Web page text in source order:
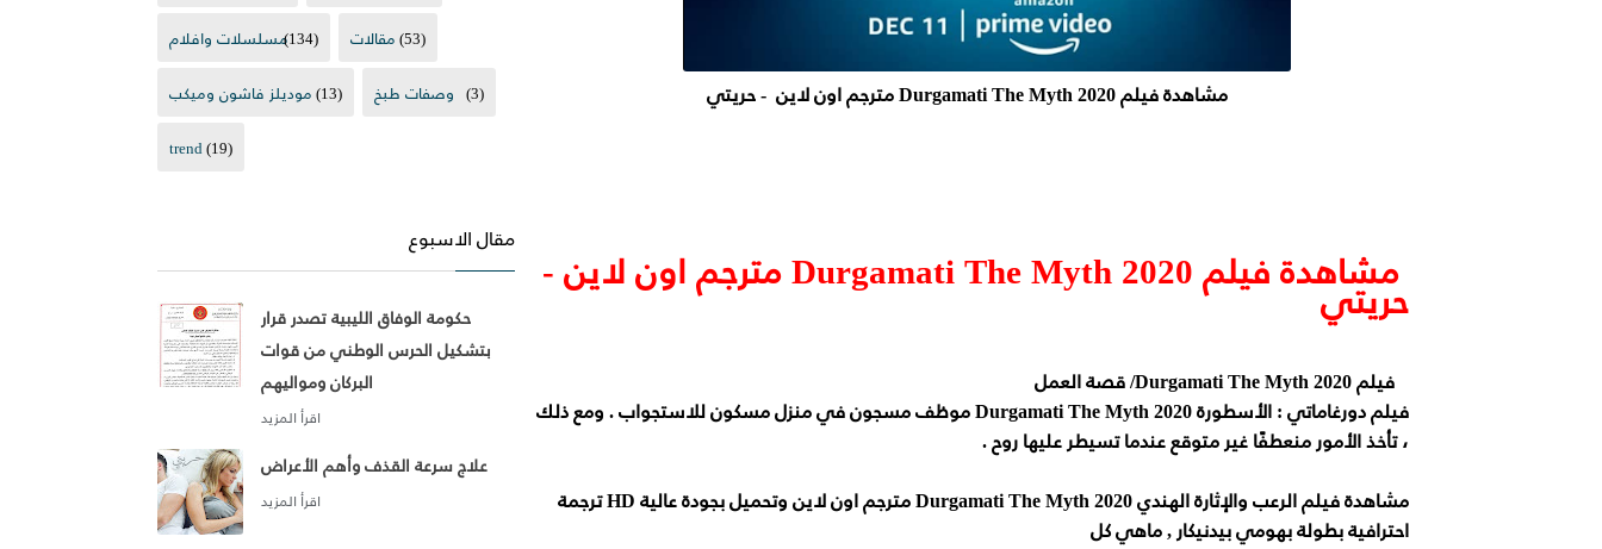
مشاهدة فيلم Durgamati The Myth 2020 مترجم اون لاين - حريتي
مشاهدة فيلم Durgamati The Myth 2020 مترجم اون لاين - حريتي
فيلم Durgamati The Myth 2020/ قصة العمل
فيلم دورغاماتي : الأسطورة Durgamati The Myth 2020 موظف مسجون في منزل مسكون للاستجواب . ومع ذلك
، تأخذ الأمور منعطفًا غير متوقع عندما تسيطر عليها روح .
مشاهدة فيلم الرعب والإثارة الهندي Durgamati The Myth 2020 مترجم اون لاين وتحميل بجودة عالية HD ترجمة
احترافية بطولة بهومي بيدنيكار , ماهي كل
مسلسلات وافلام(134) مقالات(53)
موديلز فاشون وميكب(13) وصفات طبخ (3)
trend(19)
مقال الاسبوع
حكومة الوفاق الليبية تصدر قرار
بتشكيل الحرس الوطني من قوات
البركان ومواليهم
علاج سرعة القذف وأهم الأعراض